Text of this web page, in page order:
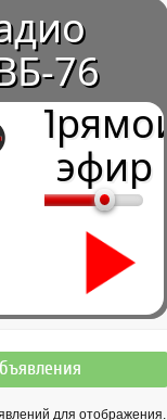
76
Прямой
эфир
для отображения.